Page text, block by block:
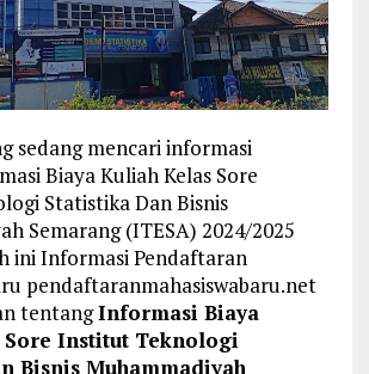
sedang mencari informasi
Biaya Kuliah Kelas Sore
Statistika Dan Bisnis
Semarang (ITESA) 2024/2025
ini Informasi Pendaftaran
pendaftaranmahasiswabaru.net
tentangInformasi Biaya
Sore Institut Teknologi
Bisnis Muhammadiyah